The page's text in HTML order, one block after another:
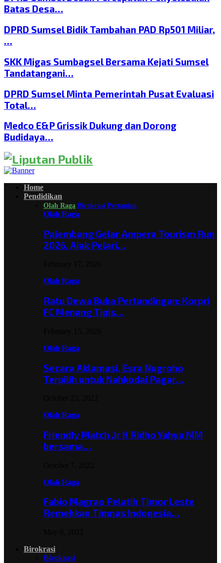
Batas Desa…
DPRD Sumsel Bidik Tambahan PAD Rp501 Miliar,
…
SKK Migas Sumbagsel Bersama Kejati Sumsel
Tandatangani…
DPRD Sumsel Minta Pemerintah Pusat Evaluasi
Total…
Medco E&P Grissik Dukung dan Dorong
Budidaya…
Home
Pendidikan
Olah Raga Birokrasi Pertanian
Olah Raga
Palembang Gelar Ampera Tourism Run
2026, Ajak Pelari…
Olah Raga
Ratu Dewa Buka Pertandingan: Korpri
FC Menang Tipis…
Olah Raga
Secara Aklamasi, Esra Nugroho
Terpilih untuk Nahkodai Pagar…
Olah Raga
Friendly Match ,Ir H Ridho Yahya MM
bersama…
Olah Raga
Fabio Magrao Pelatih Timor Leste
Remehkan Timnas Indonesia…
Birokrasi
Birokrasi